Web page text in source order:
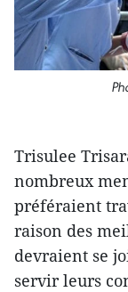
Trisulee
nombreux
préféraient
raison des
devraient se
servir leurs